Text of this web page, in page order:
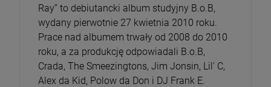
Ray” to debiutancki album studyjny B.o.B,
wydany pierwotnie 27 kwietnia 2010 roku.
Prace nad albumem trwały od 2008 do 2010
roku, a za produkcję odpowiadali B.o.B,
Crada, The Smeezingtons, Jim Jonsin, Lil' C,
Alex da Kid, Polow da Don i DJ Frank E.